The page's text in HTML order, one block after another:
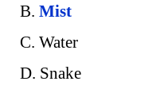
B. Mist
C. Water
D. Snake